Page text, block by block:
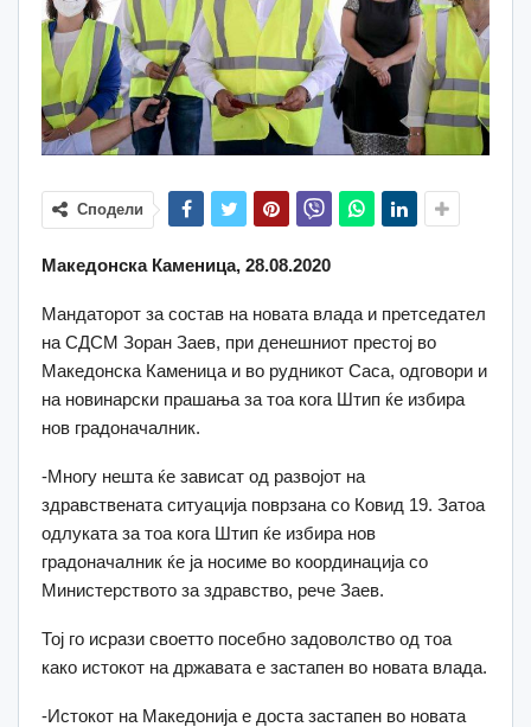
Сподели
Македонска Каменица, 28.08.2020
Мандаторот за состав на новата влада и претседател
на СДСМ Зоран Заев, при денешниот престој во
Македонска Каменица и во рудникот Саса, одговори и
на новинарски прашања за тоа кога Штип ќе избира
нов градоначалник.
-Многу нешта ќе зависат од развојот на
здравствената ситуација поврзана со Ковид 19. Затоа
одлуката за тоа кога Штип ќе избира нов
градоначалник ќе ја носиме во координација со
Министерството за здравство, рече Заев.
Тој го исрази своетто посебно задоволство од тоа
како истокот на државата е застапен во новата влада.
-Истокот на Македонија е доста застапен во новата